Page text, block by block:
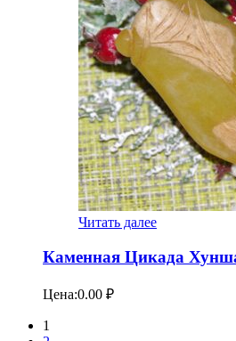
Читать далее
Каменная Цикада
Цена:0.00 ₽
1